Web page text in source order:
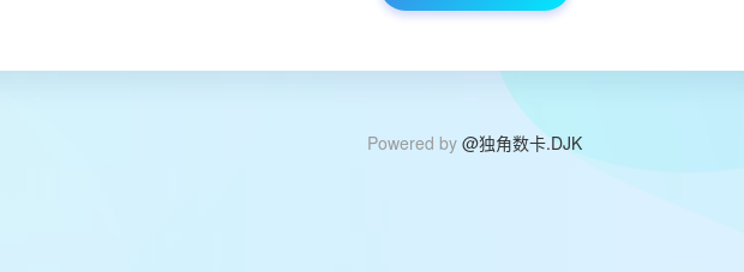
Powered by@独角数卡.DJK